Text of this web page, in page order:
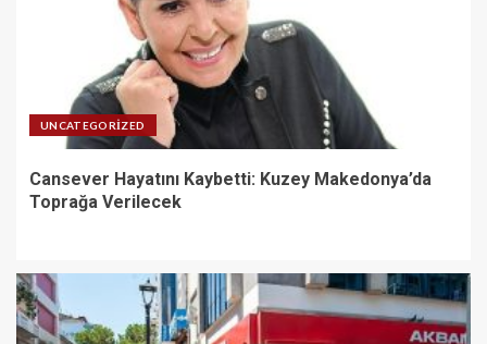
UNCATEGORIZED
Cansever Hayatını Kaybetti: Kuzey Makedonya’da
Toprağa Verilecek